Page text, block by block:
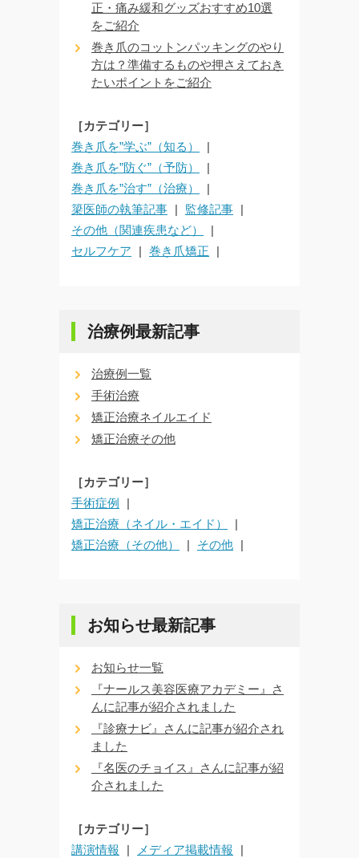
正・痛み緩和グッズおすすめ10選
をご紹介
巻き爪のコットンパッキングのやり
方は？準備するものや押さえておき
たいポイントをご紹介
［カテゴリー］
巻き爪を”学ぶ”（知る）
巻き爪を”防ぐ”（予防）
巻き爪を”治す”（治療）
簗医師の執筆記事
監修記事
その他（関連疾患など）
セルフケア
巻き爪矯正
治療例最新記事
治療例一覧
手術治療
矯正治療ネイルエイド
矯正治療その他
［カテゴリー］
手術症例
矯正治療（ネイル・エイド）
矯正治療（その他）
その他
お知らせ最新記事
お知らせ一覧
『ナールス美容医療アカデミー』さ
んに記事が紹介されました
『診療ナビ』さんに記事が紹介され
ました
『名医のチョイス』さんに記事が紹
介されました
［カテゴリー］
講演情報
メディア掲載情報